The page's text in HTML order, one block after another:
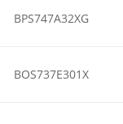
BPS747A32XG
BOS737E301X